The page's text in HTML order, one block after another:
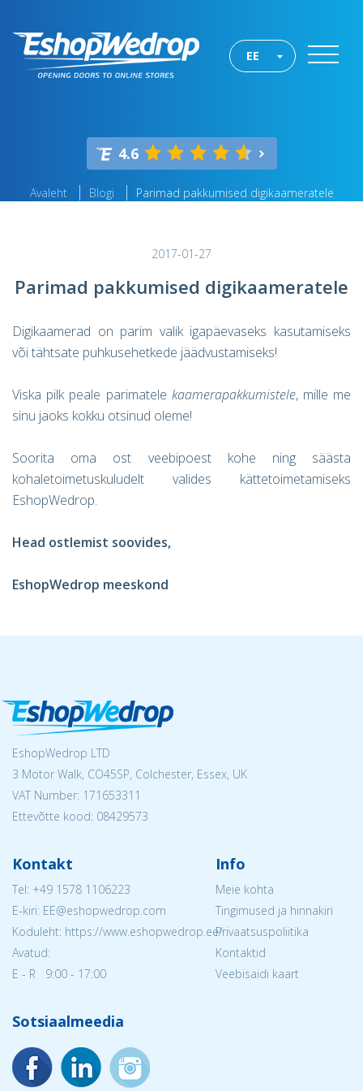
EE
4.6
Avaleht Blogi Parimad pakkumised digikaameratele
2017-01-27
Parimad pakkumised digikaameratele
Digikaamerad on parim valik igapäevaseks kasutamiseks
või tähtsate puhkusehetkede jäädvustamiseks!
Viska pilk peale parimatele kaamerapakkumistele, mille me
sinu jaoks kokku otsinud oleme!
Soorita oma ost veebipoest kohe ning säästa
kohaletoimetuskuludelt valides kättetoimetamiseks
EshopWedrop.
Head ostlemist soovides,
EshopWedrop meeskond
EshopWedrop LTD
3 Motor Walk, CO45SP, Colchester, Essex, UK
VAT Number: 171653311
Ettevõtte kood: 08429573
Kontakt
Tel: +49 1578 1106223
E-kiri: EE@eshopwedrop.com
Koduleht: https://www.eshopwedrop.ee/
Avatud:
E - R 9:00 - 17:00
Info
Meie kohta
Tingimused ja hinnakiri
Privaatsuspoliitika
Kontaktid
Veebisaidi kaart
Sotsiaalmeedia